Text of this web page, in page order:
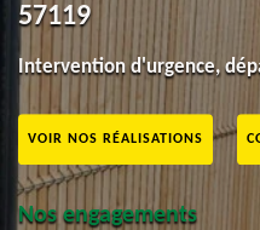
57119
Intervention d'urgence,
VOIR NOS RÉALISATIONS
Nos engagements